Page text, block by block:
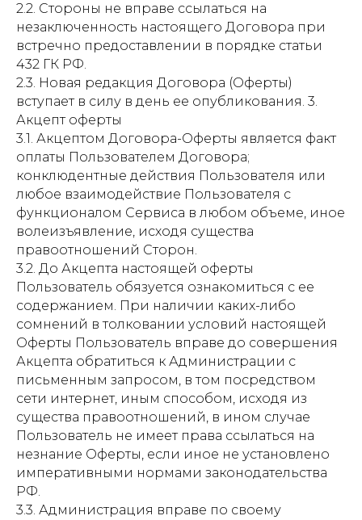
2.2. Стороны не вправе ссылаться на
незаключенность настоящего Договора при
встречно предоставлении в порядке статьи
432 ГК РФ.
2.3. Новая редакция Договора (Оферты)
вступает в силу в день ее опубликования. 3.
Акцепт оферты
3.1. Акцептом Договора-Оферты является факт
оплаты Пользователем Договора;
конклюдентные действия Пользователя или
любое взаимодействие Пользователя с
функционалом Сервиса в любом объеме, иное
волеизъявление, исходя существа
правоотношений Сторон.
3.2. До Акцепта настоящей оферты
Пользователь обязуется ознакомиться с ее
содержанием. При наличии каких-либо
сомнений в толковании условий настоящей
Оферты Пользователь вправе до совершения
Акцепта обратиться к Администрации с
письменным запросом, в том посредством
сети интернет, иным способом, исходя из
существа правоотношений, в ином случае
Пользователь не имеет права ссылаться на
незнание Оферты, если иное не установлено
императивными нормами законодательства
РФ.
3.3. Администрация вправе по своему